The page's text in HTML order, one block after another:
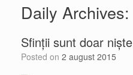
Daily Archives:
Sfinții sunt doar
Posted on 2 august 2015